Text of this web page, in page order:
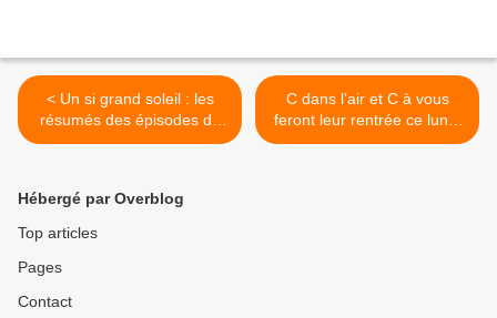
< Un si grand soleil : les
résumés des épisodes du
01 au 05/09/2025 à 20h40
C dans l’air et C à vous
feront leur rentrée ce lundi
1er septembre 2025 sur
Hébergé par Overblog
Top articles
Pages
Contact